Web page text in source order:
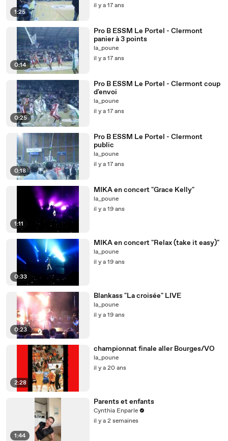
1:25
il y a 17 ans
0:14
Pro B ESSM Le Portel - Clermont
panier à 3 points
la_poune
il y a 17 ans
0:25
Pro B ESSM Le Portel - Clermont coup
d'envoi
la_poune
il y a 17 ans
0:18
Pro B ESSM Le Portel - Clermont
public
la_poune
il y a 17 ans
1:11
MIKA en concert "Grace Kelly"
la_poune
il y a 19 ans
0:33
MIKA en concert "Relax (take it easy)"
la_poune
il y a 19 ans
0:23
Blankass "La croisée" LIVE
la_poune
il y a 19 ans
2:28
championnat finale aller Bourges/VO
la_poune
il y a 20 ans
1:44
Parents et enfants
Cynthia Enparle
il y a 2 semaines